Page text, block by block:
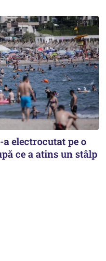
a electrocutat pe o
ce a atins un stâlp